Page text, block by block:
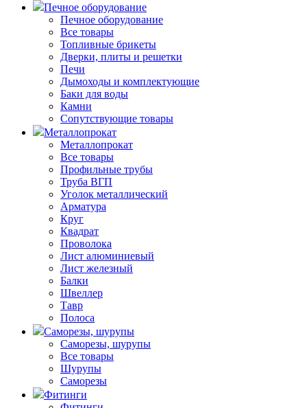
Печное оборудование
Печное оборудование
Все товары
Топливные брикеты
Дверки, плиты и решетки
Печи
Дымоходы и комплектующие
Баки для воды
Камни
Сопутствующие товары
Металлопрокат
Металлопрокат
Все товары
Профильные трубы
Труба ВГП
Уголок металлический
Арматура
Круг
Квадрат
Проволока
Лист алюминиевый
Лист железный
Балки
Швеллер
Тавр
Полоса
Саморезы, шурупы
Саморезы, шурупы
Все товары
Шурупы
Саморезы
Фитинги